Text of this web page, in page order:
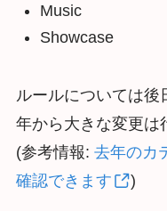
Music
Showcase
ルールについては後
年から大きな変更は
(参考情報: 去年のカ
確認できます
)